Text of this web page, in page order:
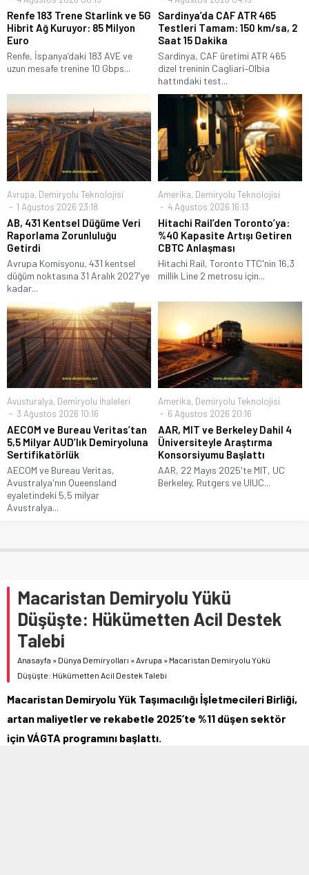
Renfe 183 Trene Starlink ve 5G
Hibrit Ağ Kuruyor: 85 Milyon
Euro
Renfe, İspanya’daki 183 AVE ve
uzun mesafe trenine 10 Gbps...
Sardinya’da CAF ATR 465
Testleri Tamam: 150 km/sa, 2
Saat 15 Dakika
Sardinya, CAF üretimi ATR 465
dizel treninin Cagliari–Olbia
hattındaki test...
Avrupa, Demiryolu Teknolojisi
1 Ağustos 2026 23:18
AB, 431 Kentsel Düğüme Veri
Raporlama Zorunluluğu
Getirdi
Avrupa Komisyonu, 431 kentsel
düğüm noktasına 31 Aralık 2027'ye
kadar...
Amerika, Demiryolu Teknolojisi
4 Ağustos 2026 16:13
Hitachi Rail’den Toronto’ya:
%40 Kapasite Artışı Getiren
CBTC Anlaşması
Hitachi Rail, Toronto TTC'nin 16,3
millik Line 2 metrosu için...
Avusturalya, Demiryolu İhaleleri
3 Ağustos 2026 10:16
AECOM ve Bureau Veritas’tan
5,5 Milyar AUD’lık Demiryoluna
Sertifikatörlük
AECOM ve Bureau Veritas,
Avustralya'nın Queensland
eyaletindeki 5,5 milyar
Avustralya...
Amerika, Demiryolu Teknolojisi
6 Ağustos 2026 20:16
AAR, MIT ve Berkeley Dahil 4
Üniversiteyle Araştırma
Konsorsiyumu Başlattı
AAR, 22 Mayıs 2025'te MIT, UC
Berkeley, Rutgers ve UIUC...
Macaristan Demiryolu Yükü
Düşüşte: Hükümetten Acil Destek
Talebi
Anasayfa » Dünya Demiryolları »Avrupa » Macaristan Demiryolu Yükü
Düşüşte: Hükümetten Acil Destek Talebi
Macaristan Demiryolu Yük Taşımacılığı İşletmecileri Birliği,
artan maliyetler ve rekabetle 2025’te %11 düşen sektör
için VÁGTA programını başlattı.